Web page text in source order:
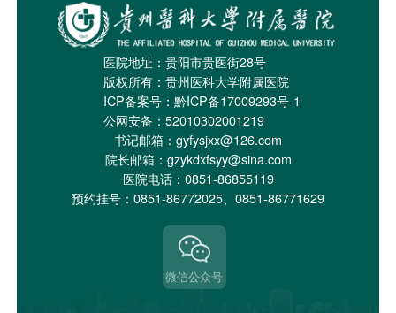
医院地址：贵阳市贵医街28号
版权所有：贵州医科大学附属医院
ICP备案号： 黔ICP备17009293号-1
公网安备：52010302001219
书记邮箱：gyfysjxx@126.com
院长邮箱：gzykdxfsyy@sina.com
医院电话：0851-86855119
预约挂号：0851-86772025、0851-86771629
微信公众号